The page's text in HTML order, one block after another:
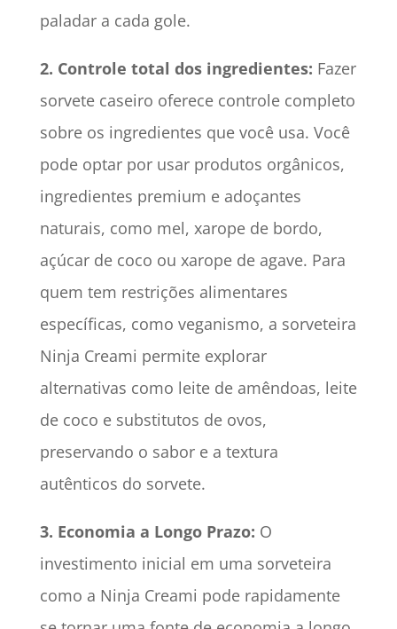
paladar a cada gole.
2. Controle total dos ingredientes: Fazer
sorvete caseiro oferece controle completo
sobre os ingredientes que você usa. Você
pode optar por usar produtos orgânicos,
ingredientes premium e adoçantes
naturais, como mel, xarope de bordo,
açúcar de coco ou xarope de agave. Para
quem tem restrições alimentares
específicas, como veganismo, a sorveteira
Ninja Creami permite explorar
alternativas como leite de amêndoas, leite
de coco e substitutos de ovos,
preservando o sabor e a textura
autênticos do sorvete.
3. Economia a Longo Prazo: O
investimento inicial em uma sorveteira
como a Ninja Creami pode rapidamente